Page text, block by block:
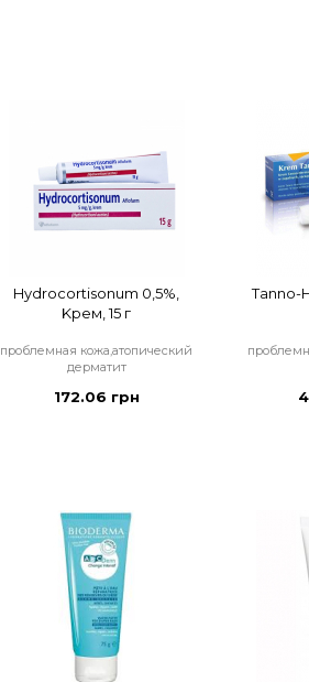
Hydrocortisonum 0,5%,
Kрем, 15 г
проблемная кожа,атопический
дерматит
172.06 грн
Tanno-